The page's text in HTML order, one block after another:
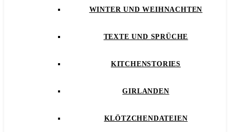
WINTER UND WEIHNACHTEN
TEXTE UND SPRÜCHE
KITCHENSTORIES
GIRLANDEN
KLÖTZCHENDATEIEN